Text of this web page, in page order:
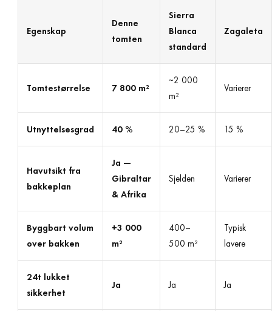
Egenskap
Denne
tomten
Sierra
Blanca
standard
Zagaleta
Tomtestørrelse 7 800 m²
~2 000
m²
Varierer
Utnyttelsesgrad 40 % 20–25 % 15 %
Havutsikt fra
bakkeplan
Ja —
Gibraltar
& Afrika
Sjelden Varierer
Byggbart volum
over bakken
+3 000
m²
400–
500 m²
Typisk
lavere
24t lukket
sikkerhet
Ja Ja Ja